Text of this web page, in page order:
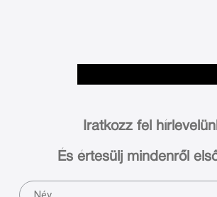
Iratkozz fel
És értesülj mindenről